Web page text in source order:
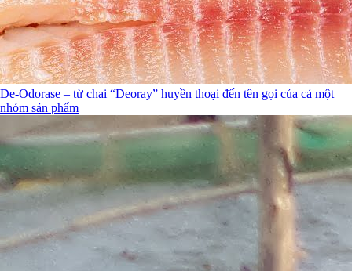
De-Odorase – từ chai “Deoray” huyền thoại đến tên gọi của cả một
nhóm sản phẩm